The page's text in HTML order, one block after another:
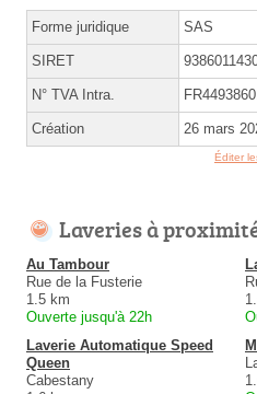
Forme juridique SAS
SIRET
N° TVA Intra.
Création 26 mars
Éditer
Laveries à
Au Tambour
Rue de la Fusterie
1.5 km
Ouverte jusqu'à 22h
Laverie Automatique Speed
Queen
Cabestany